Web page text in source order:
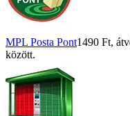
MPL Posta Pont1490 Ft,
között.